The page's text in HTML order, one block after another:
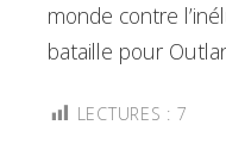
monde contre
bataille pour
LECTURES : 7